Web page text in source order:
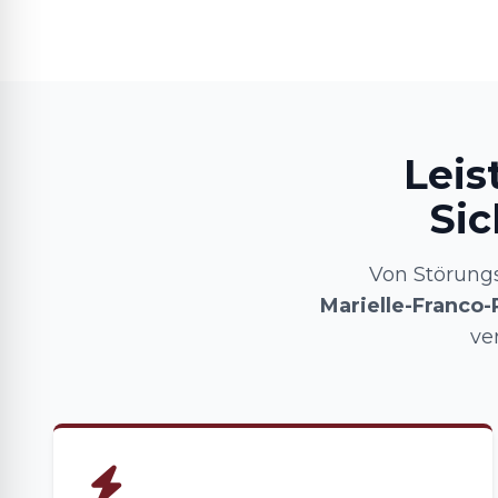
Von
Marielle-Franco-